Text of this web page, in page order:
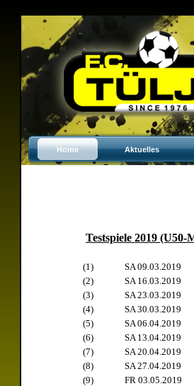
Home Aktuelles
Testspiele 2019 (U50-
(1) SA 09.03.2019
(2)
SA 16.03.2019
(3)
SA 23.03.2019
(4)
SA 30.03.2019
(5)
SA 06.04.2019
(6)
SA 13.04.2019
(7)
SA 20.04.2019
(8)
SA 27.04.2019
(9)
FR 03.05.2019